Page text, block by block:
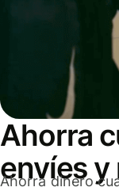
Ahorra
envíes y
Ahorra dinero